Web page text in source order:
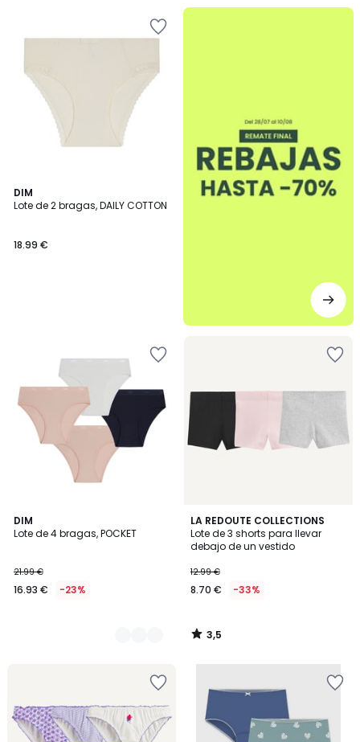
DIM
Lote de 2 bragas, DAILY COTTON
18.99 €
.
DIM
Lote de 4 bragas, POCKET
21.99 €
16.93 € -23%
2
Colores
LA REDOUTE COLLECTIONS
Lote de 3 shorts para llevar
debajo de un vestido
12.99 €
8.70 € -33%
3,5
/ 5
3,5
/